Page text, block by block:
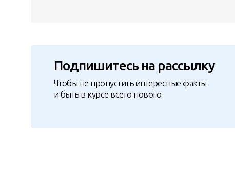
Подпишитесь на рассылку
Чтобы не пропустить интересные факты
и быть в курсе всего нового